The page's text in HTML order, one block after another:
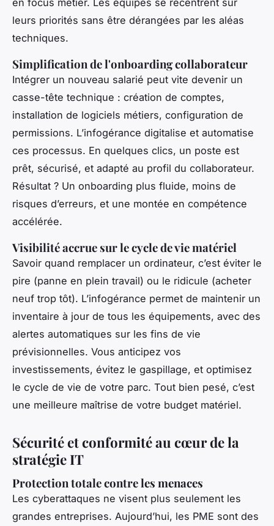
en focus métier. Les équipes se recentrent sur
leurs priorités sans être dérangées par les aléas
techniques.
Simplification de l'onboarding collaborateur
Intégrer un nouveau salarié peut vite devenir un
casse-tête technique : création de comptes,
installation de logiciels métiers, configuration de
permissions. L’infogérance digitalise et automatise
ces processus. En quelques clics, un poste est
prêt, sécurisé, et adapté au profil du collaborateur.
Résultat ? Un onboarding plus fluide, moins de
risques d’erreurs, et une montée en compétence
accélérée.
Visibilité accrue sur le cycle de vie matériel
Savoir quand remplacer un ordinateur, c’est éviter le
pire (panne en plein travail) ou le ridicule (acheter
neuf trop tôt). L’infogérance permet de maintenir un
inventaire à jour de tous les équipements, avec des
alertes automatiques sur les fins de vie
prévisionnelles. Vous anticipez vos
investissements, évitez le gaspillage, et optimisez
le cycle de vie de votre parc. Tout bien pesé, c’est
une meilleure maîtrise de votre budget matériel.
Sécurité et conformité au cœur de la
stratégie IT
Protection totale contre les menaces
Les cyberattaques ne visent plus seulement les
grandes entreprises. Aujourd’hui, les PME sont des